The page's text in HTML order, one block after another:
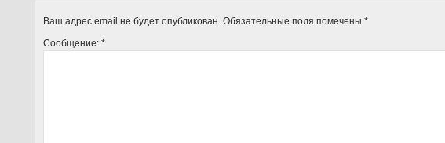
Ваш адрес email не будет опубликован. Обязательные поля помечены *
Сообщение: *